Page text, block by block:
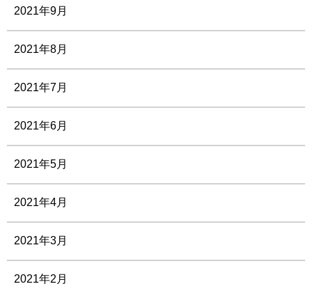
2021年9月
2021年8月
2021年7月
2021年6月
2021年5月
2021年4月
2021年3月
2021年2月